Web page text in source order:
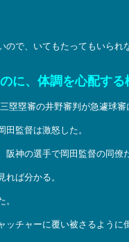
で、いてもたってもいられ
、体調を心配する
塁塁審の井野審判が急遽球審
監督は激怒した。
神の選手で岡田監督の同僚
れば分かる。
チャーに覆い被さるように